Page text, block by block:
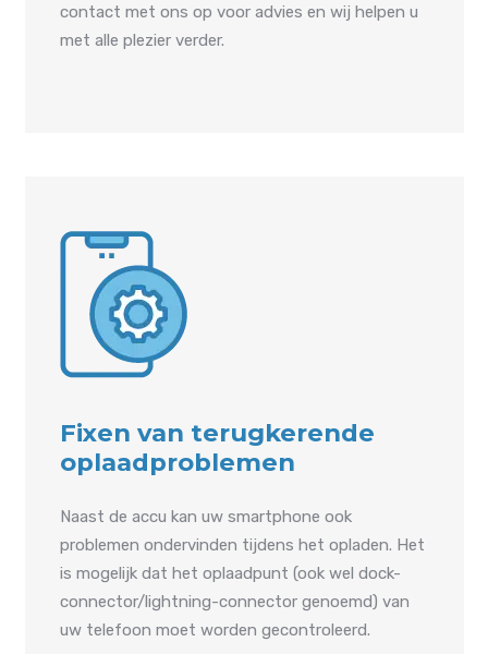
contact met ons op voor advies en wij helpen u
met alle plezier verder.
Fixen van terugkerende
oplaadproblemen
Naast de accu kan uw smartphone ook
problemen ondervinden tijdens het opladen. Het
is mogelijk dat het oplaadpunt (ook wel dock-
connector/lightning-connector genoemd) van
uw telefoon moet worden gecontroleerd.